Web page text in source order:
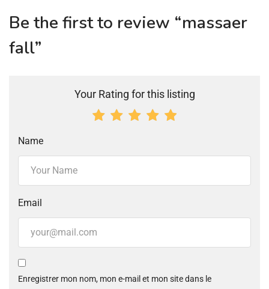
Be the first to review “massaer
fall”
Your Rating for this listing
Name
Email
Enregistrer mon nom, mon e-mail et mon site dans le